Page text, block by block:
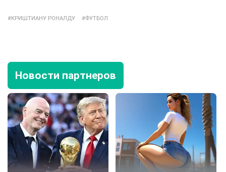
КРИШТИАНУ РОНАЛДУ ФУТБОЛ
Новости партнеров